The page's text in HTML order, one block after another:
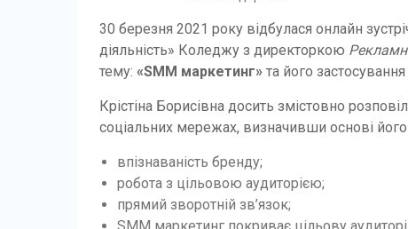
30 березня 2021 року відбулася онлайн
діяльність» Коледжу з директоркою
тему: «SMM маркетинг» та його
Крістіна Борисівна досить змістовно
соціальних мережах, визначивши основі
впізнаваність бренду;
робота з цільовою аудиторією;
прямий зворотній зв’язок;